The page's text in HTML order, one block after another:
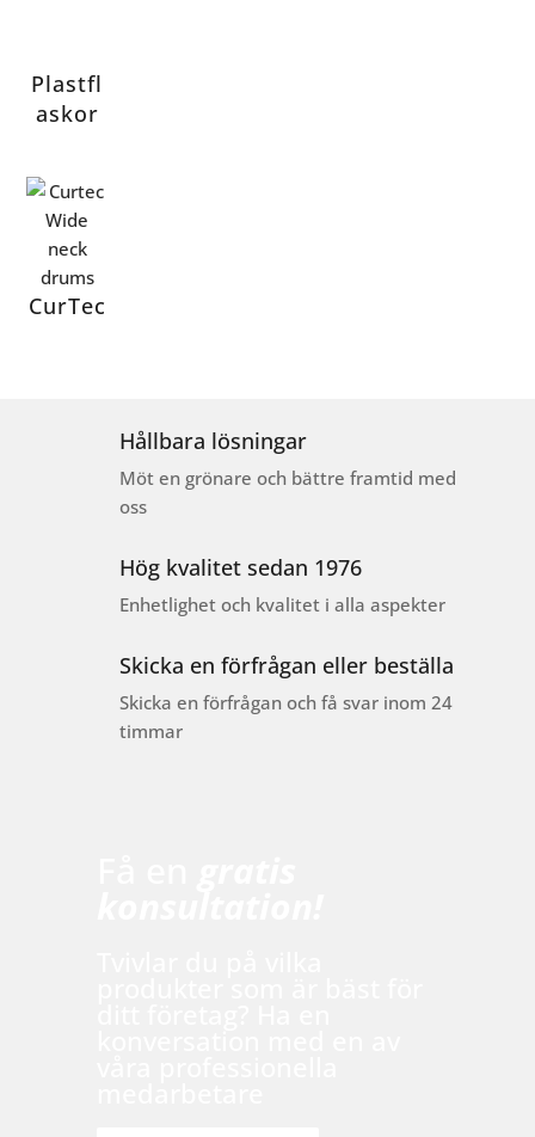
Plastfl
askor
CurTec
Hållbara lösningar
Möt en grönare och bättre framtid med
oss
Hög kvalitet sedan 1976
Enhetlighet och kvalitet i alla aspekter
Skicka en förfrågan eller beställa
Skicka en förfrågan och få svar inom 24
timmar